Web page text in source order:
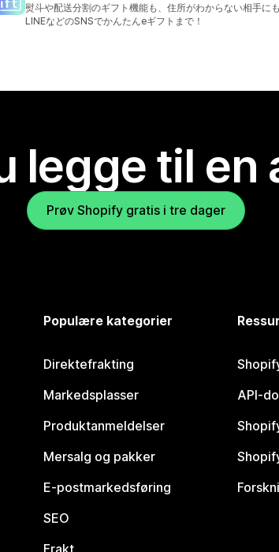
熨斗や配送分割のギフト機能も、住所がわからない相手にも
LINEなどのSNSでかんたんeギフトまで！
legge til en
Prøv Shopify gratis i tre dager
Populære kategorier
Direktefrakting
Markedsplasser
Produktanmeldelser
Mersalg og pakker
E-postmarkedsføring
SEO
Frakt
API-